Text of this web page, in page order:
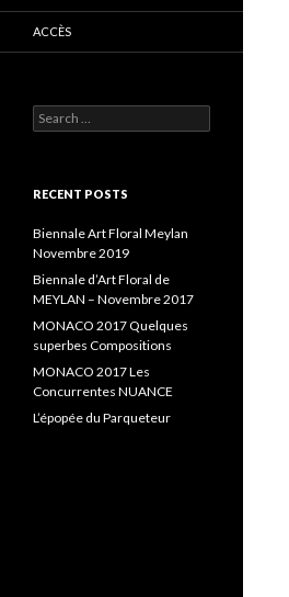
ACCÈS
Search
for:
RECENT POSTS
Biennale Art Floral Meylan
Novembre 2019
Biennale d’Art Floral de
MEYLAN – Novembre 2017
MONACO 2017 Quelques
superbes Compositions
MONACO 2017 Les
Concurrentes NUANCE
L’épopée du Parqueteur